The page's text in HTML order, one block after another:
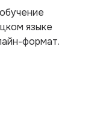
языке
формат.